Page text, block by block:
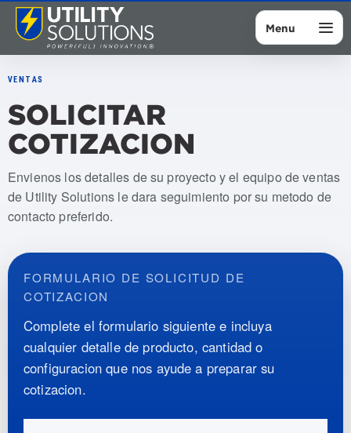
Menu
VENTAS
SOLICITAR
COTIZACION
Envienos los detalles de su proyecto y el equipo de ventas
de Utility Solutions le dara seguimiento por su metodo de
contacto preferido.
FORMULARIO DE SOLICITUD DE
COTIZACION
Complete el formulario siguiente e incluya
cualquier detalle de producto, cantidad o
configuracion que nos ayude a preparar su
cotizacion.